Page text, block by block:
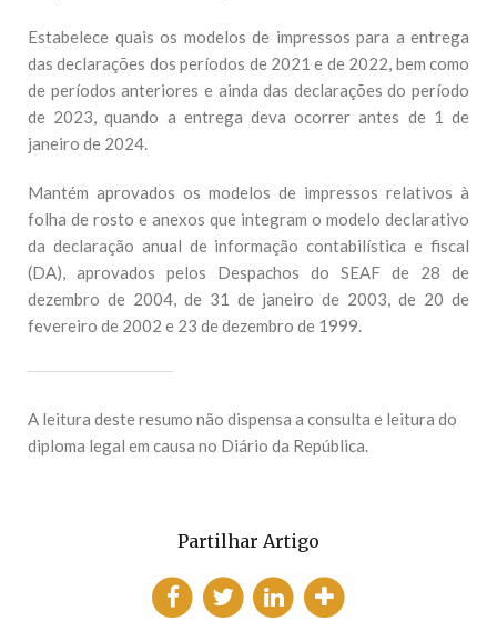
Estabelece quais os modelos de impressos para a entrega
das declarações dos períodos de 2021 e de 2022, bem como
de períodos anteriores e ainda das declarações do período
de 2023, quando a entrega deva ocorrer antes de 1 de
janeiro de 2024.
Mantém aprovados os modelos de impressos relativos à
folha de rosto e anexos que integram o modelo declarativo
da declaração anual de informação contabilística e fiscal
(DA), aprovados pelos Despachos do SEAF de 28 de
dezembro de 2004, de 31 de janeiro de 2003, de 20 de
fevereiro de 2002 e 23 de dezembro de 1999.
A leitura deste resumo não dispensa a consulta e leitura do
diploma legal em causa no Diário da República.
Partilhar Artigo